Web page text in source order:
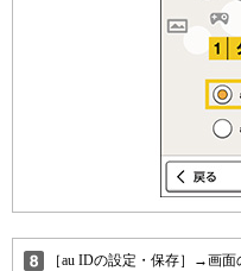
［au IDの設定・保存］→画面